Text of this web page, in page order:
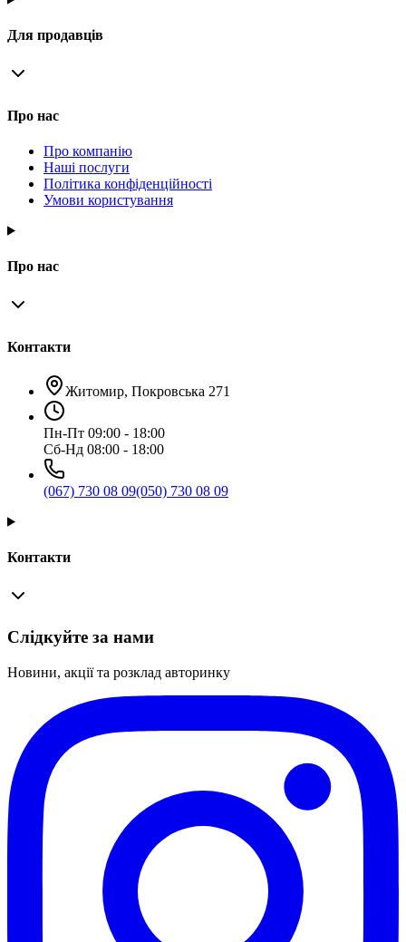
Для продавців
Про нас
Про компанію
Наші послуги
Політика конфіденційності
Умови користування
Про нас
Контакти
Житомир, Покровська 271
Пн-Пт 09:00 - 18:00
Сб-Нд 08:00 - 18:00
(067) 730 08 09(050) 730 08 09
Контакти
Слідкуйте за нами
Новини, акції та розклад авторинку